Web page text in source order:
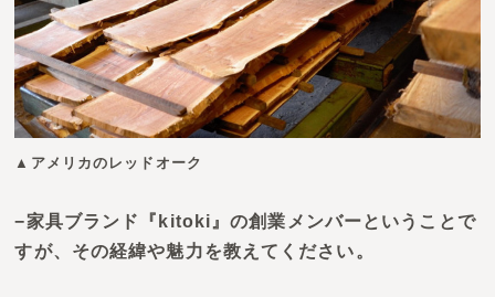
▲アメリカのレッドオーク
−家具ブランド『kitoki』の創業メンバーということで
すが、その経緯や魅力を教えてください。